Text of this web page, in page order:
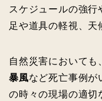
スケジュールの強行
足や道具の軽視、天
自然災害においても
暴風など死亡事例が
の時々の現場の適切